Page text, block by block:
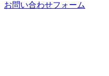
お問い合わせフォーム